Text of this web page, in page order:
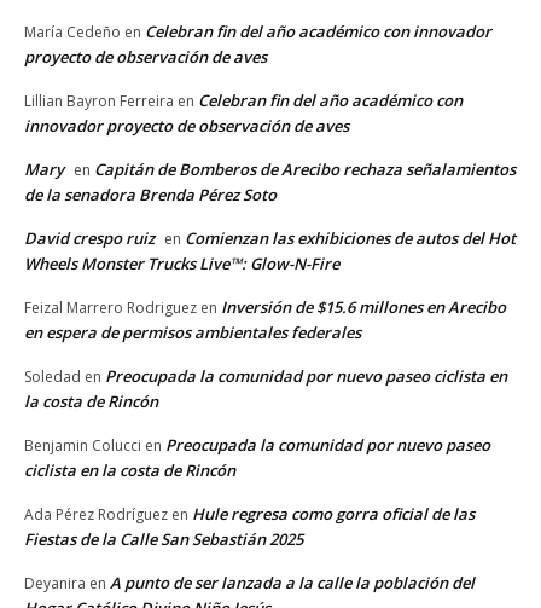
María Cedeño en Celebran fin del año académico con innovador
proyecto de observación de aves
Lillian Bayron Ferreira en Celebran fin del año académico con
innovador proyecto de observación de aves
Mary en Capitán de Bomberos de Arecibo rechaza señalamientos
de la senadora Brenda Pérez Soto
David crespo ruiz en Comienzan las exhibiciones de autos del Hot
Wheels Monster Trucks Live™: Glow-N-Fire
Feizal Marrero Rodriguez en Inversión de $15.6 millones en Arecibo
en espera de permisos ambientales federales
Soledad en Preocupada la comunidad por nuevo paseo ciclista en
la costa de Rincón
Benjamin Colucci en Preocupada la comunidad por nuevo paseo
ciclista en la costa de Rincón
Ada Pérez Rodríguez en Hule regresa como gorra oficial de las
Fiestas de la Calle San Sebastián 2025
Deyanira en A punto de ser lanzada a la calle la población del